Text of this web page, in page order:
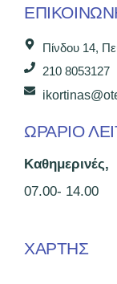
Πίνδου 14,
210 8053127
ΩΡΑΡΙΟ
Καθημερινές,
07.00- 14.00
ΧΑΡΤΗΣ